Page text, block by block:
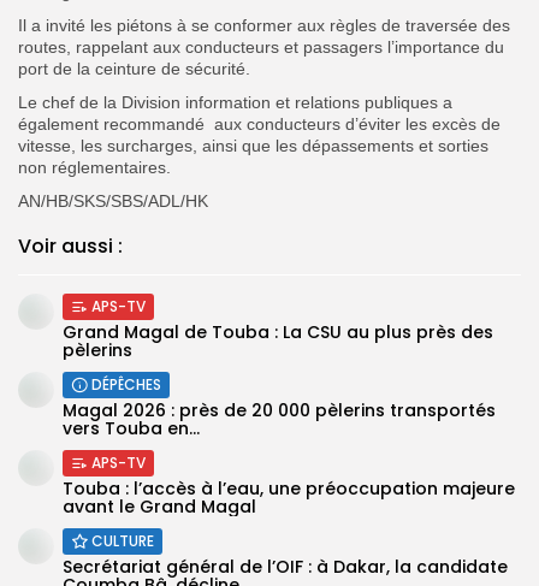
Il a invité les piétons à se conformer aux règles de traversée des
routes, rappelant aux conducteurs et passagers l’importance du
port de la ceinture de sécurité.
Le chef de la Division information et relations publiques a
également recommandé aux conducteurs d’éviter les excès de
vitesse, les surcharges, ainsi que les dépassements et sorties
non réglementaires.
AN/HB/SKS/SBS/ADL/HK
Voir aussi :
APS-TV
Grand Magal de Touba : La CSU au plus près des
pèlerins
DÉPÊCHES
Magal 2026 : près de 20 000 pèlerins transportés
vers Touba en...
APS-TV
Touba : l’accès à l’eau, une préoccupation majeure
avant le Grand Magal
CULTURE
Secrétariat général de l’OIF : à Dakar, la candidate